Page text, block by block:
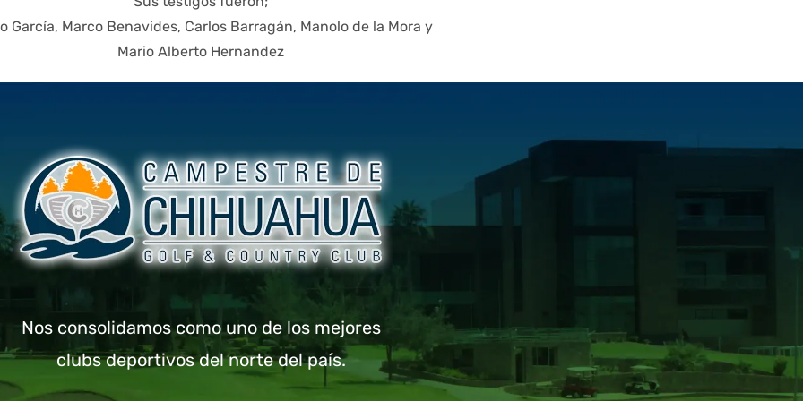
García, Marco Benavides, Carlos Barragán, Manolo de la Mora y
Mario Alberto Hernandez
Nos consolidamos como uno de los mejores
clubs deportivos del norte del país.